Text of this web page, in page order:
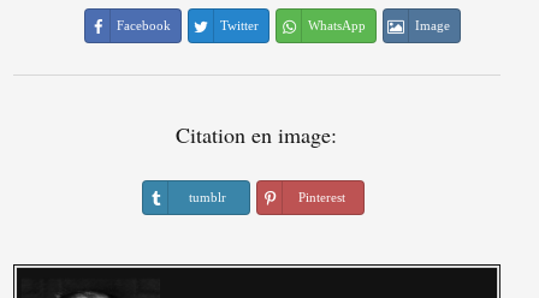
Facebook Twitter WhatsApp Image
Citation en image:
tumblr Pinterest